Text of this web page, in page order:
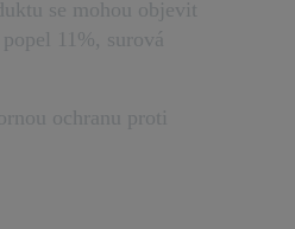
se mohou objevit
11%, surová
ochranu proti